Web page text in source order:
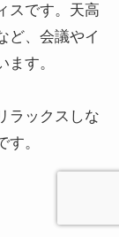
スです。天高
ど、会議やイ
す。
ラックスしな
。